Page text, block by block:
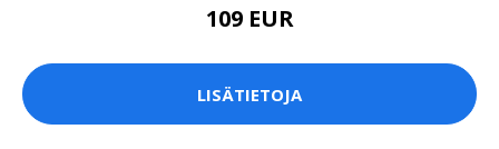
109 EUR
LISÄTIETOJA